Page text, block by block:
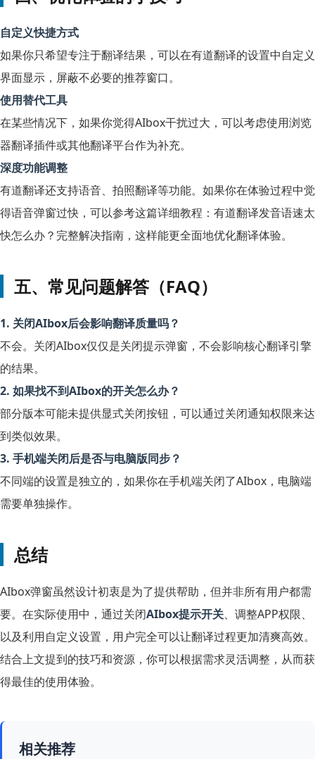
自定义快捷方式
如果你只希望专注于翻译结果，可以在有道翻译的设置中自定义
界面显示，屏蔽不必要的推荐窗口。
使用替代工具
在某些情况下，如果你觉得AIbox干扰过大，可以考虑使用浏览
器翻译插件或其他翻译平台作为补充。
深度功能调整
有道翻译还支持语音、拍照翻译等功能。如果你在体验过程中觉
得语音弹窗过快，可以参考这篇详细教程： 有道翻译发音语速太
快怎么办？完整解决指南 ，这样能更全面地优化翻译体验。
五、常见问题解答（FAQ）
1. 关闭AIbox后会影响翻译质量吗？
不会。关闭AIbox仅仅是关闭提示弹窗，不会影响核心翻译引擎
的结果。
2. 如果找不到AIbox的开关怎么办？
部分版本可能未提供显式关闭按钮，可以通过关闭通知权限来达
到类似效果。
3. 手机端关闭后是否与电脑版同步？
不同端的设置是独立的，如果你在手机端关闭了AIbox，电脑端
需要单独操作。
总结
AIbox弹窗虽然设计初衷是为了提供帮助，但并非所有用户都需
要。在实际使用中，通过关闭AIbox提示开关、调整APP权限、
以及利用自定义设置，用户完全可以让翻译过程更加清爽高效。
结合上文提到的技巧和资源，你可以根据需求灵活调整，从而获
得最佳的使用体验。
相关推荐